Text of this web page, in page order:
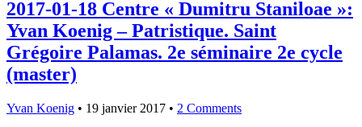
2017-01-18 Centre « Dumitru Staniloae »:
Yvan Koenig – Patristique. Saint
Grégoire Palamas. 2e séminaire 2e cycle
(master)
Yvan Koenig • 19 janvier 2017 • 2 Comments